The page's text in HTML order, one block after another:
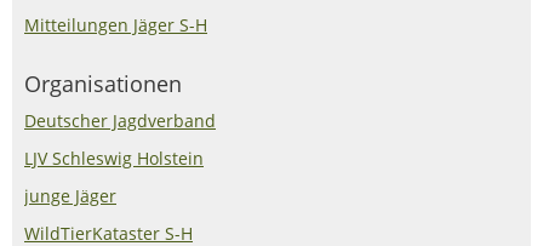
Mitteilungen Jäger S-H
Organisationen
Deutscher Jagdverband
LJV Schleswig Holstein
junge Jäger
WildTierKataster S-H